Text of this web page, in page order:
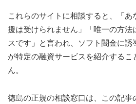
これらのサイトに相談すると、「あ
援は受けられません」「唯一の方法
スです」と言われ、ソフト闇金に誘
が特定の融資サービスを紹介するこ
ん。
徳島の正規の相談窓口は、この記事